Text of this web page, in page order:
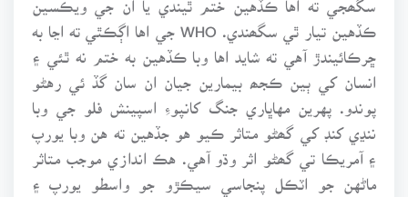
ڪڏهين تيار ٿي سگھندي. WHO جي اها اڳڪٿي ته اڃا به
ڇرڪائيندڙ آهي ته شايد اها وبا ڪڏهين به ختم نه ٿئي ۽
انسان کي ٻين ڪجھ بيمارين جيان ان سان گڏ ئي رهڻو
پوندو. پهرين مهاڀاري جنگ کانپوءِ اسپينش فلو جي وبا
ننڍي کنڊ کي گھڻو متاثر ڪيو هو جڏهين ته هن وبا يورپ
۽ آمريڪا تي گھڻو اثر وڌو آهي. هڪ اندازي موجب متاثر
ماڻهن جو اٽڪل پنجاسي سيڪڙو جو واسطو يورپ ۽